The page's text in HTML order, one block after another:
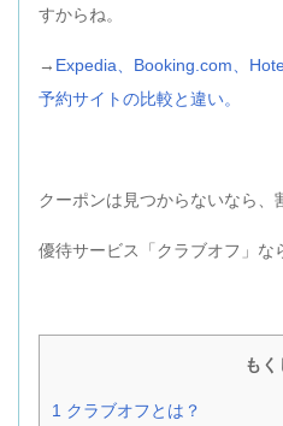
すからね。
→ Expedia、Booking.com、
予約サイトの比較と違い。
クーポンは見つからないなら、
優待サービス「クラブオフ」な
もく
1 クラブオフとは？